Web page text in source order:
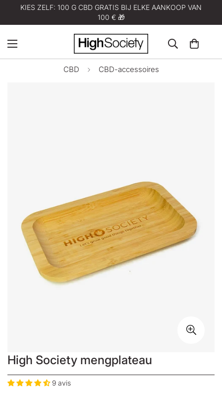
KIES ZELF: 100 G CBD GRATIS BIJ ELKE AANKOOP VAN
100 € 🎁
CBD CBD-accessoires
High Society mengplateau
9 avis